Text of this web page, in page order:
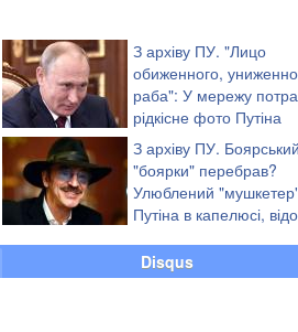
З архіву ПУ. "Лицо
обиженного,
раба": У мережу
рідкісне фото Путіна
З архіву ПУ.
"боярки" перебрав?
Улюблений
Путіна в капелюсі,
заволав "Слава Україні!"
Disqus